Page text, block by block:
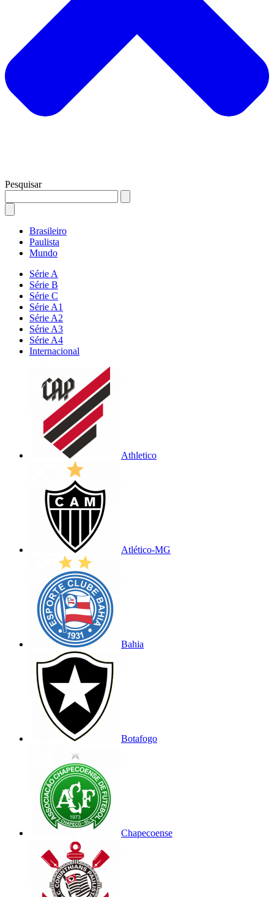
Pesquisar
Brasileiro
Paulista
Mundo
Série A
Série B
Série C
Série A1
Série A2
Série A3
Série A4
Internacional
Athletico
Atlético-MG
Bahia
Botafogo
Chapecoense